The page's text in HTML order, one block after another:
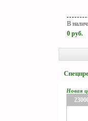
В
0 руб.
Новая